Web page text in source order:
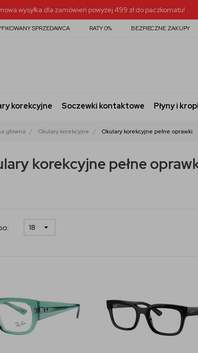
wysyłka dla zamówień powyżej 499 zł do paczkomatu!
SPRZEDAWCA RATY 0% BEZPIECZNE ZAKUPY
korekcyjne Soczewki kontaktowe Płyny i
główna Okulary korekcyjne Okulary korekcyjne pełne oprawki
korekcyjne pełne